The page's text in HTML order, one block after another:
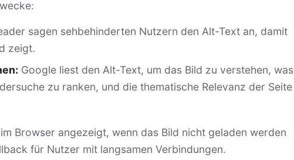
sagen sehbehinderten Nutzern den Alt-Text an, damit
zeigt.
Google liest den Alt-Text, um das Bild zu verstehen, was
zu ranken, und die thematische Relevanz der Seite
Browser angezeigt, wenn das Bild nicht geladen werden
für Nutzer mit langsamen Verbindungen.